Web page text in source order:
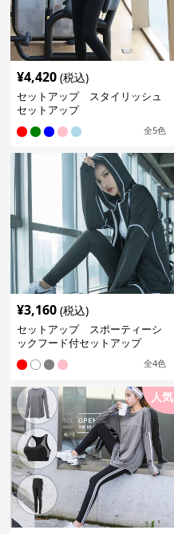
¥4,420 (税込)
セットアップ スタイリッシュ
セットアップ
全5色
¥3,160 (税込)
セットアップ スポーティーシ
ックフード付セットアップ
全4色
人気